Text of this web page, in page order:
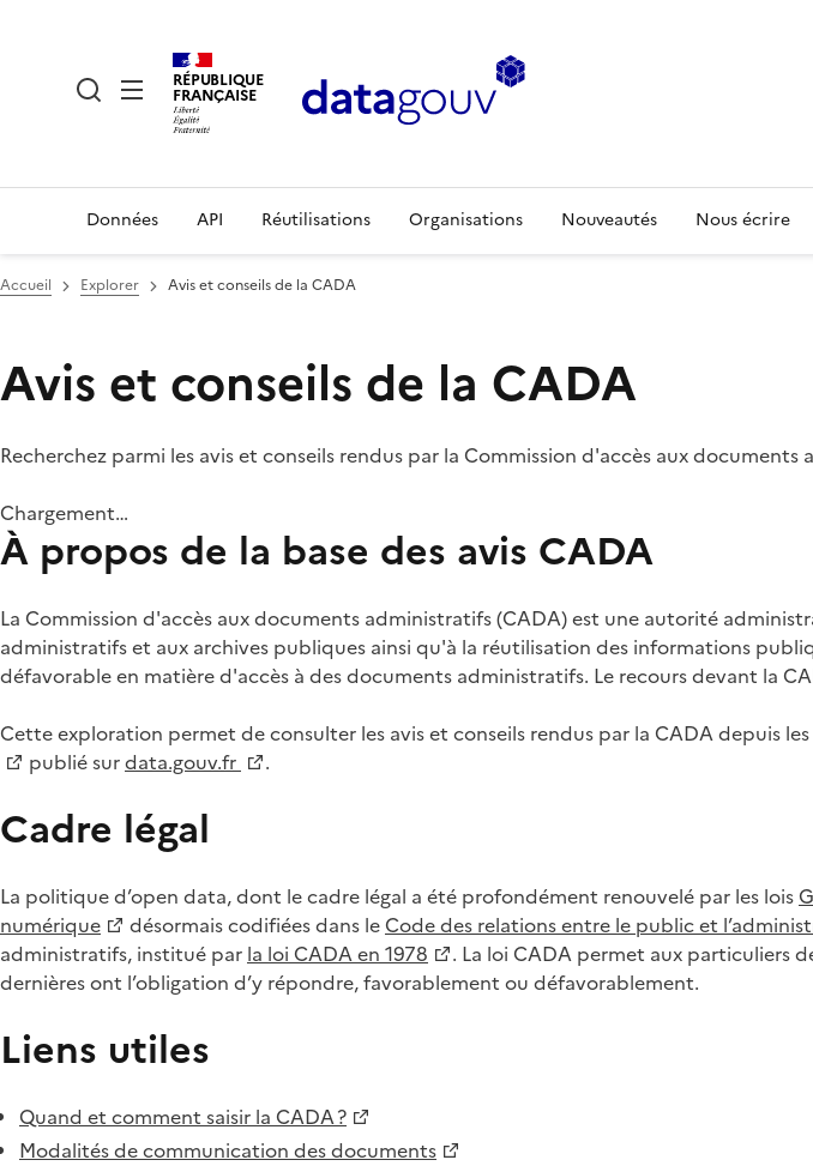
RÉPUBLIQUE
FRANÇAISE
Données API Réutilisations Organisations Nouveautés Nous écrire
Accueil Explorer Avis et conseils de la CADA
Avis et conseils de la CADA
Recherchez parmi les avis et conseils rendus par la Commission d'accès aux documents
Chargement…
À propos de la base des avis CADA
La Commission d'accès aux documents administratifs (CADA) est une autorité
administratifs et aux archives publiques ainsi qu'à la réutilisation des informations
défavorable en matière d'accès à des documents administratifs. Le recours devant la
Cette exploration permet de consulter les avis et conseils rendus par la CADA depuis
publié surdata.gouv.fr .
Cadre légal
La politique d’open data, dont le cadre légal a été profondément renouvelé par les lois
numérique
désormais codifiées dans le Code des relations entre le public et
administratifs, institué par la loi CADA en 1978
. La loi CADA permet aux particuliers
dernières ont l’obligation d’y répondre, favorablement ou défavorablement.
Liens utiles
Quand et comment saisir la CADA ?
Modalités de communication des documents